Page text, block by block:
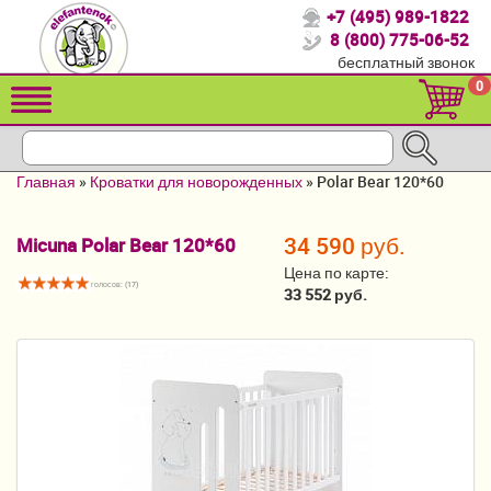
Спасибо, что выбрали нас!
Распродажа!
Детские коляски
Кровати для детей от 2-3 лет
Конверты, муфты
Детский транспорт
Мебель и аксессуары
Постельные принадлежности
+7 (495) 989-1822
8 (800) 775-06-52
бесплатный звонок
0
Главная » Кроватки для новорожденных » Polar Bear 120*60
Micuna Polar Bear 120*60
голосов: (17)
34 590 руб.
Цена по карте:
33 552 руб.